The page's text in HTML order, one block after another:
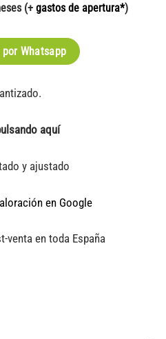
(+ gastos de apertura*)
Whatsapp
aquí
y ajustado
en Google
venta en toda España